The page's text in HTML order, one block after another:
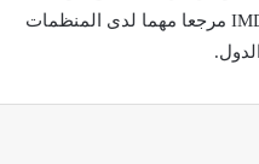
مختلفة من القدرة التنافسية لــ 63 اقتصاد. ويعد المعهد الدولي للتنمية الإدارية IMD مرجعا مهما لدى المنظمات